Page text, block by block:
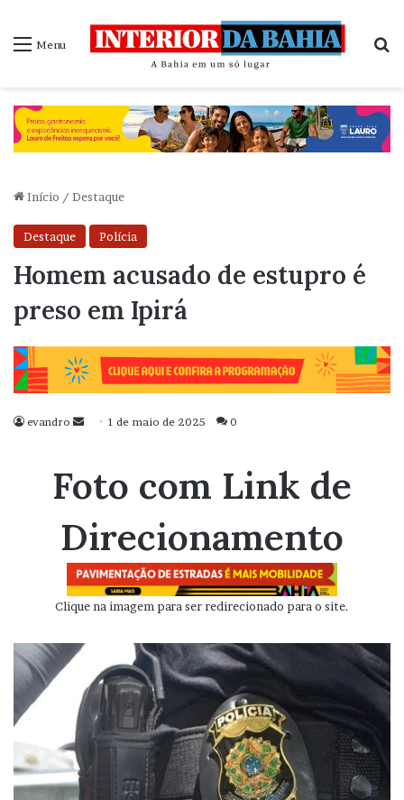
Menu
Início / Destaque
Destaque Polícia
Homem acusado de estupro é
preso em Ipirá
evandro
Mande
mail
1 de maio de 2025 0
Foto com Link de
Direcionamento
Clique na imagem para ser redirecionado para o site.